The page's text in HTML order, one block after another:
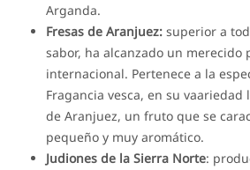
Arganda.
Fresas de Aranjuez: superior a
sabor, ha alcanzado un merecido
internacional. Pertenece a la
Fragancia vesca, en su vaariedad
de Aranjuez, un fruto que se
pequeño y muy aromático.
Judiones de la Sierra Norte: